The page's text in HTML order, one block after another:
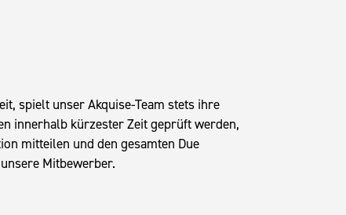
spielt unser Akquise-Team stets ihre
innerhalb kürzester Zeit geprüft werden,
mitteilen und den gesamten Due
Mitbewerber.